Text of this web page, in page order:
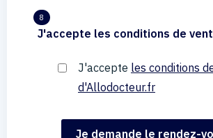
8
J'accepte les conditions de
J'accepte les conditions
d'Allodocteur.fr